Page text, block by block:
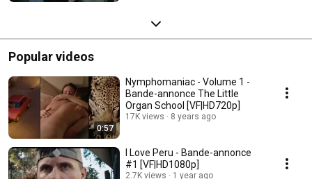
Popular videos
0:57
Nymphomaniac - Volume 1 -
Bande-annonce The Little
Organ School [VF|HD720p]
17K views 8 years ago
I Love Peru - Bande-annonce
#1 [VF|HD1080p]
2.7K views 1 year ago